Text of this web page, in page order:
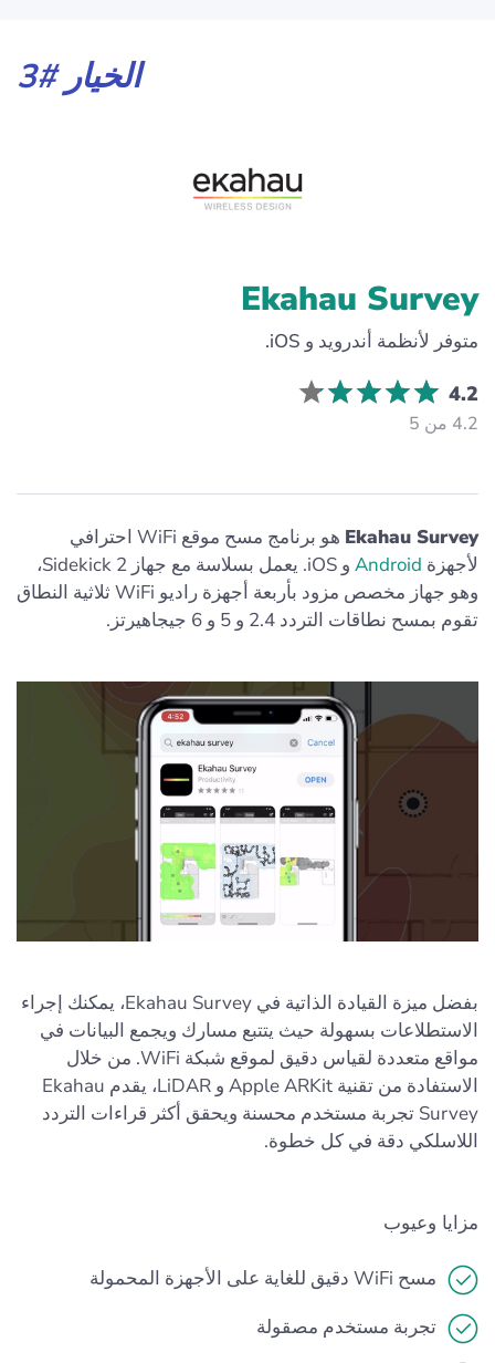
الخيار #3
Ekahau Survey
متوفر لأنظمة أندرويد و iOS.
4.2
4.2 من 5
Ekahau Survey
هو برنامج مسح موقع WiFi احترافي
لأجهزة Android
و iOS. يعمل بسلاسة مع جهاز Sidekick 2،
وهو جهاز مخصص مزود بأربعة أجهزة راديو WiFi ثلاثية النطاق
تقوم بمسح نطاقات التردد 2.4 و 5 و 6 جيجاهيرتز.
بفضل ميزة القيادة الذاتية في Ekahau Survey، يمكنك إجراء
الاستطلاعات بسهولة حيث يتتبع مسارك ويجمع البيانات في
مواقع متعددة لقياس دقيق لموقع شبكة WiFi. من خلال
الاستفادة من تقنية Apple ARKit و LiDAR، يقدم Ekahau
Survey تجربة مستخدم محسنة ويحقق أكثر قراءات التردد
اللاسلكي دقة في كل خطوة.
مزايا وعيوب
مسح WiFi دقيق للغاية على الأجهزة المحمولة
تجربة مستخدم مصقولة